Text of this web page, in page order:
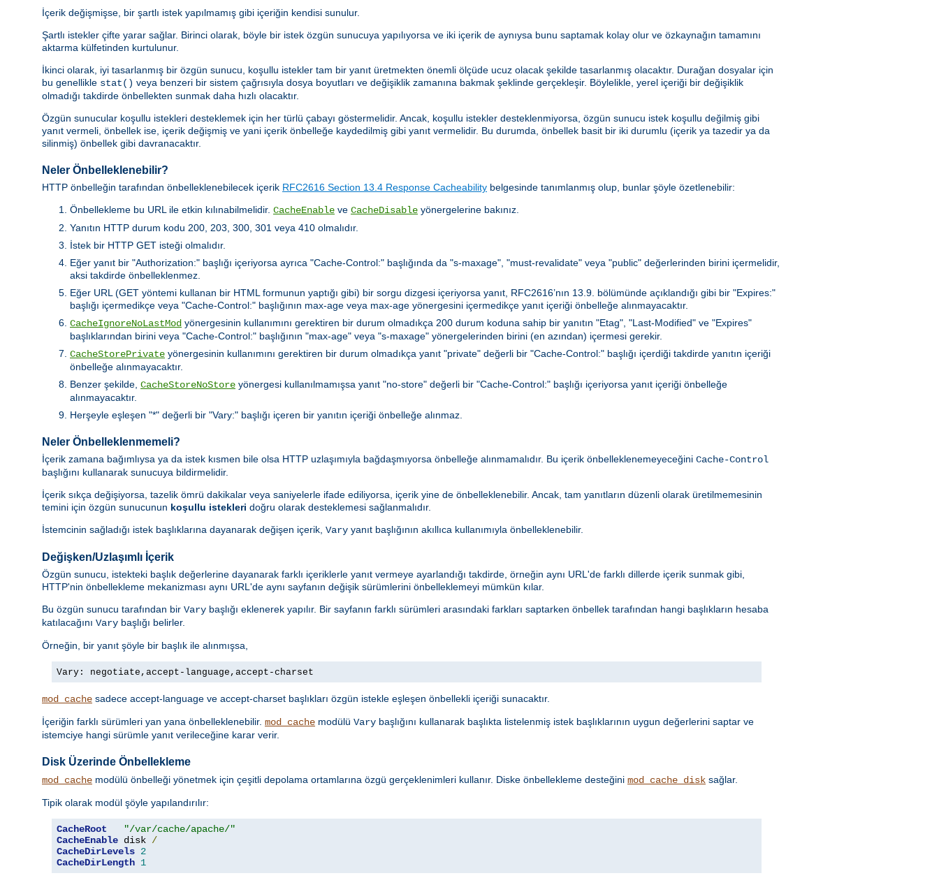
İçerik değişmişse, bir şartlı istek yapılmamış gibi içeriğin kendisi sunulur.
Şartlı istekler çifte yarar sağlar. Birinci olarak, böyle bir istek özgün sunucuya yapılıyorsa ve iki içerik de aynıysa bunu saptamak kolay olur ve özkaynağın tamamını
aktarma külfetinden kurtulunur.
İkinci olarak, iyi tasarlanmış bir özgün sunucu, koşullu istekler tam bir yanıt üretmekten önemli ölçüde ucuz olacak şekilde tasarlanmış olacaktır. Durağan dosyalar için
bu genellikle stat() veya benzeri bir sistem çağrısıyla dosya boyutları ve değişiklik zamanına bakmak şeklinde gerçekleşir. Böylelikle, yerel içeriği bir değişiklik
olmadığı takdirde önbellekten sunmak daha hızlı olacaktır.
Özgün sunucular koşullu istekleri desteklemek için her türlü çabayı göstermelidir. Ancak, koşullu istekler desteklenmiyorsa, özgün sunucu istek koşullu değilmiş gibi
yanıt vermeli, önbellek ise, içerik değişmiş ve yani içerik önbelleğe kaydedilmiş gibi yanıt vermelidir. Bu durumda, önbellek basit bir iki durumlu (içerik ya tazedir ya da
silinmiş) önbellek gibi davranacaktır.
Neler Önbelleklenebilir?
HTTP önbelleğin tarafından önbelleklenebilecek içerik RFC2616 Section 13.4 Response Cacheability belgesinde tanımlanmış olup, bunlar şöyle özetlenebilir:
Önbellekleme bu URL ile etkin kılınabilmelidir. CacheEnable ve CacheDisable yönergelerine bakınız.
Yanıtın HTTP durum kodu 200, 203, 300, 301 veya 410 olmalıdır.
İstek bir HTTP GET isteği olmalıdır.
Eğer yanıt bir "Authorization:" başlığı içeriyorsa ayrıca "Cache-Control:" başlığında da "s-maxage", "must-revalidate" veya "public" değerlerinden birini içermelidir,
aksi takdirde önbelleklenmez.
Eğer URL (GET yöntemi kullanan bir HTML formunun yaptığı gibi) bir sorgu dizgesi içeriyorsa yanıt, RFC2616’nın 13.9. bölümünde açıklandığı gibi bir "Expires:"
başlığı içermedikçe veya "Cache-Control:" başlığının max-age veya max-age yönergesini içermedikçe yanıt içeriği önbelleğe alınmayacaktır.
CacheIgnoreNoLastMod yönergesinin kullanımını gerektiren bir durum olmadıkça 200 durum koduna sahip bir yanıtın "Etag", "Last-Modified" ve "Expires"
başlıklarından birini veya "Cache-Control:" başlığının "max-age" veya "s-maxage" yönergelerinden birini (en azından) içermesi gerekir.
CacheStorePrivate yönergesinin kullanımını gerektiren bir durum olmadıkça yanıt "private" değerli bir "Cache-Control:" başlığı içerdiği takdirde yanıtın içeriği
önbelleğe alınmayacaktır.
Benzer şekilde, CacheStoreNoStore yönergesi kullanılmamışsa yanıt "no-store" değerli bir "Cache-Control:" başlığı içeriyorsa yanıt içeriği önbelleğe
alınmayacaktır.
Herşeyle eşleşen "*" değerli bir "Vary:" başlığı içeren bir yanıtın içeriği önbelleğe alınmaz.
Neler Önbelleklenmemeli?
İçerik zamana bağımlıysa ya da istek kısmen bile olsa HTTP uzlaşımıyla bağdaşmıyorsa önbelleğe alınmamalıdır. Bu içerik önbelleklenemeyeceğini Cache-Control
başlığını kullanarak sunucuya bildirmelidir.
İçerik sıkça değişiyorsa, tazelik ömrü dakikalar veya saniyelerle ifade ediliyorsa, içerik yine de önbelleklenebilir. Ancak, tam yanıtların düzenli olarak üretilmemesinin
temini için özgün sunucunun koşullu istekleri doğru olarak desteklemesi sağlanmalıdır.
İstemcinin sağladığı istek başlıklarına dayanarak değişen içerik, Vary yanıt başlığının akıllıca kullanımıyla önbelleklenebilir.
Değişken/Uzlaşımlı İçerik
Özgün sunucu, istekteki başlık değerlerine dayanarak farklı içeriklerle yanıt vermeye ayarlandığı takdirde, örneğin aynı URL'de farklı dillerde içerik sunmak gibi,
HTTP'nin önbellekleme mekanizması aynı URL'de aynı sayfanın değişik sürümlerini önbelleklemeyi mümkün kılar.
Bu özgün sunucu tarafından bir Vary başlığı eklenerek yapılır. Bir sayfanın farklı sürümleri arasındaki farkları saptarken önbellek tarafından hangi başlıkların hesaba
katılacağını Vary başlığı belirler.
Örneğin, bir yanıt şöyle bir başlık ile alınmışsa,
Vary: negotiate,accept-language,accept-charset
mod_cache sadece accept-language ve accept-charset başlıkları özgün istekle eşleşen önbellekli içeriği sunacaktır.
İçeriğin farklı sürümleri yan yana önbelleklenebilir. mod_cache modülü Vary başlığını kullanarak başlıkta listelenmiş istek başlıklarının uygun değerlerini saptar ve
istemciye hangi sürümle yanıt verileceğine karar verir.
Disk Üzerinde Önbellekleme
mod_cache modülü önbelleği yönetmek için çeşitli depolama ortamlarına özgü gerçeklenimleri kullanır. Diske önbellekleme desteğini mod_cache_disk sağlar.
Tipik olarak modül şöyle yapılandırılır:
CacheRoot
"/var/cache/apache/"
CacheEnable disk /
CacheDirLevels 2
CacheDirLength 1